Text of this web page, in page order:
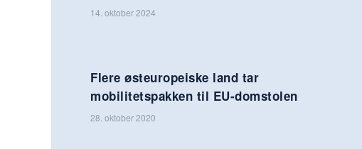
14. oktober 2024
Flere østeuropeiske land tar
mobilitetspakken til EU-domstolen
28. oktober 2020